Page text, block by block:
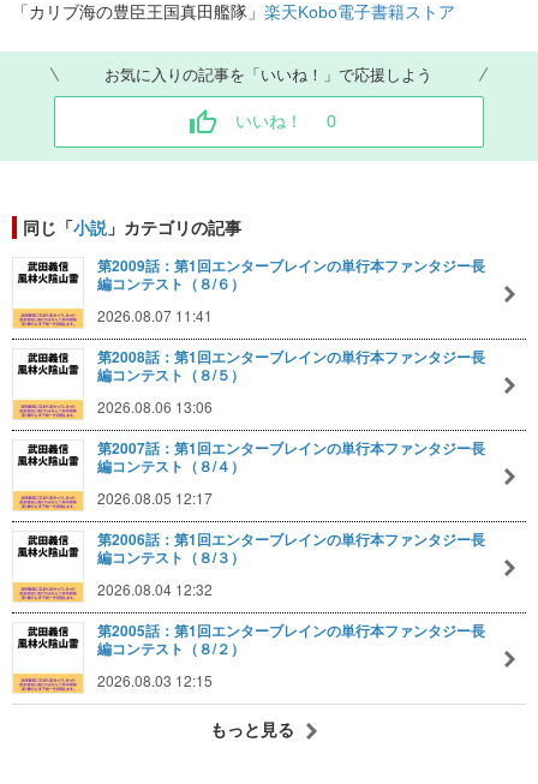
「カリブ海の豊臣王国真田艦隊」​ 楽天Kobo電子書籍ストア
お気に入りの記事を「いいね！」で応援しよう
いいね！ 0
同じ「小説 」カテゴリの記事
第2009話：第1回エンターブレインの単行本ファンタジー長
編コンテスト（８/６）
2026.08.07 11:41
第2008話：第1回エンターブレインの単行本ファンタジー長
編コンテスト（８/５）
2026.08.06 13:06
第2007話：第1回エンターブレインの単行本ファンタジー長
編コンテスト（８/４）
2026.08.05 12:17
第2006話：第1回エンターブレインの単行本ファンタジー長
編コンテスト（８/３）
2026.08.04 12:32
第2005話：第1回エンターブレインの単行本ファンタジー長
編コンテスト（８/２）
2026.08.03 12:15
もっと見る